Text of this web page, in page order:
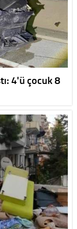
4'ü çocuk 8